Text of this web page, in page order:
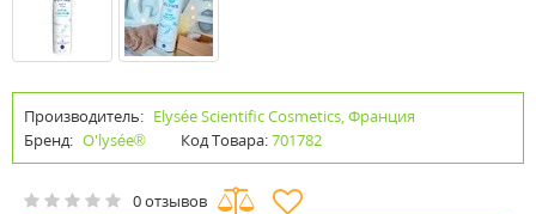
Производитель: Elysée Scientific Cosmetics, Франция
Бренд: O'lysée® Код Товара:701782
0 отзывов